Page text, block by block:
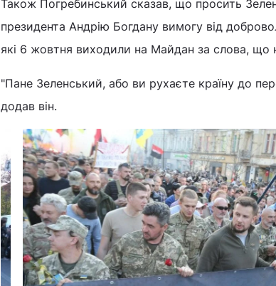
Також Погребинський сказав, що просить
президента Андрію Богдану вимогу від
які 6 жовтня виходили на Майдан за слова, що
"Пане Зеленський, або ви рухаєте країну до
додав він.